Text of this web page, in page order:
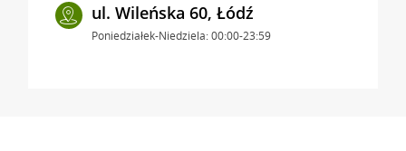
ul. Wileńska 60, Łódź
Poniedziałek-Niedziela: 00:00-23:59